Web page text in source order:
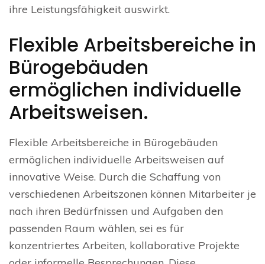
ihre Leistungsfähigkeit auswirkt.
Flexible Arbeitsbereiche in
Bürogebäuden
ermöglichen individuelle
Arbeitsweisen.
Flexible Arbeitsbereiche in Bürogebäuden
ermöglichen individuelle Arbeitsweisen auf
innovative Weise. Durch die Schaffung von
verschiedenen Arbeitszonen können Mitarbeiter je
nach ihren Bedürfnissen und Aufgaben den
passenden Raum wählen, sei es für
konzentriertes Arbeiten, kollaborative Projekte